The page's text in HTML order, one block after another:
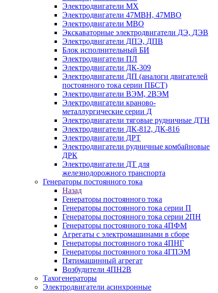
Электродвигатели MX
Электродвигатели 47MBH, 47МВО
Электродвигатели MBO
Экскаваторные электродвигатели ДЭ, ДЭВ
Электродвигатели ДПЭ, ДПВ
Блок исполнительный БИ
Электродвигатели ПЛ
Электродвигатели ДК-309
Электродвигатели ДП (аналоги двигателей
постоянного тока серии ПБСТ)
Электродвигатели ВЭМ, 2ВЭМ
Электродвигатели краново-
металлургические серии Д
Электродвигатели тяговые рудничные ДТН
Электродвигатели ДК-812, ДК-816
Электродвигатели ДРТ
Электродвигатели рудничные комбайновые
ДРК
Электродвигатели ДТ для
железнодорожного транспорта
Генераторы постоянного тока
Назад
Генераторы постоянного тока
Генераторы постоянного тока серии П
Генераторы постоянного тока серии 2ПН
Генераторы постоянного тока 4ПФМ
Агрегаты с электромашинами в сборе
Генераторы постоянного тока 4ПНГ
Генераторы постоянного тока 4ГПЭМ
Пятимашинный агрегат
Возбудители 4ПН2В
Тахогенераторы
Электродвигатели асинхронные